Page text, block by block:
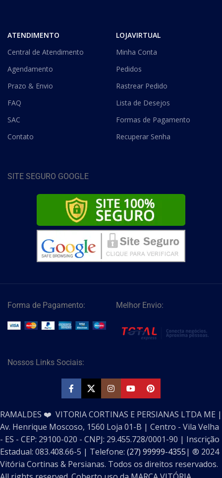
ATENDIMENTO
Central de Atendimento
Agendamento
Prazo & Envio
FAQ
SAC
Contato
LOJAVIRTUAL
Minha Conta
Pedidos
Rastrear Pedido
Lista de Desejos
Formas de Pagamento
Recuperar Senha
SITE SEGURO GOOGLE
Forma de Pagamento: Melhor Envio:
Nossos Links Sociais:
RAMALDES ❤️ VITORIA CORTINAS E PERSIANAS LTDA ME |
Av. Henrique Moscoso, 1560 Loja 01-B | Centro - Vila Velha
- ES - CEP: 29100-020 - CNPJ: 29.455.728/0001-90 | Inscrição
Estadual: 083.408.66-5 | Telefone: (27) 99999-4355| ®️ 2024
Vitória Cortinas & Persianas. Todos os direitos reservados.